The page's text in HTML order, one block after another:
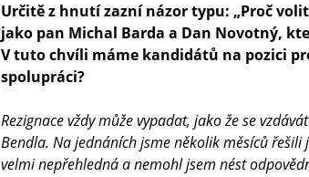
Určitě z hnutí zazní názor typu: „Proč
jako pan Michal Barda a Dan Novotný,
V tuto chvíli máme kandidátů na pozici
spolupráci?
Rezignace vždy může vypadat, jako že se
Bendla. Na jednáních jsme několik měsíců
velmi nepřehledná a nemohl jsem nést